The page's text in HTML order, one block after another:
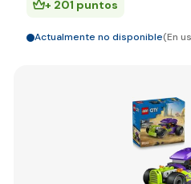
+ 201 puntos
Actualmente no disponible(En